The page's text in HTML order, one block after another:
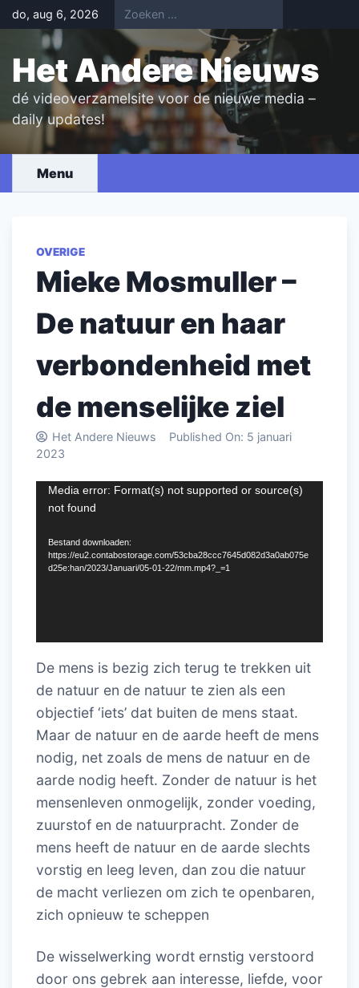
Skip
to
content
do, aug 6, 2026
Het Andere Nieuws
dé videoverzamelsite voor de nieuwe media –
daily updates!
Menu
OVERIGE
Mieke Mosmuller –
De natuur en haar
verbondenheid met
de menselijke ziel
Het Andere Nieuws Published On: 5 januari
2023
Videospeler
Media error: Format(s) not supported or source(s)
not found
Bestand downloaden:
https://eu2.contabostorage.com/53cba28ccc7645d082d3a0ab075e
d25e:han/2023/Januari/05-01-22/mm.mp4?_=1
De mens is bezig zich terug te trekken uit
de natuur en de natuur te zien als een
objectief ‘iets’ dat buiten de mens staat.
Maar de natuur en de aarde heeft de mens
nodig, net zoals de mens de natuur en de
aarde nodig heeft. Zonder de natuur is het
mensenleven onmogelijk, zonder voeding,
zuurstof en de natuurpracht. Zonder de
mens heeft de natuur en de aarde slechts
vorstig en leeg leven, dan zou die natuur
de macht verliezen om zich te openbaren,
zich opnieuw te scheppen
De wisselwerking wordt ernstig verstoord
door ons gebrek aan interesse, liefde, voor